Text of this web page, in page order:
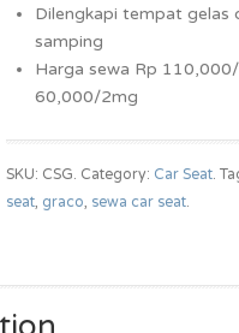
Dilengkapi tempat gelas
samping
Harga sewa Rp
60,000/2mg
SKU: CSG. Category: Car Seat.
seat, graco, sewa car seat.